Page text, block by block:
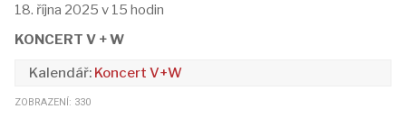
18. října 2025 v 15 hodin
KONCERT V + W
Koncert V+W
ZOBRAZENÍ: 330